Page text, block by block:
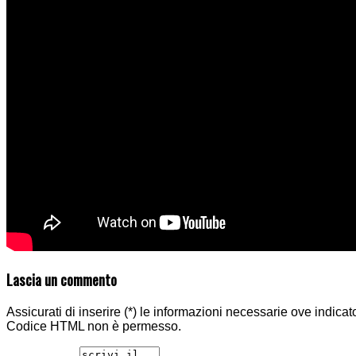
Lascia un commento
Assicurati di inserire (*) le informazioni necessarie ove
Codice HTML non è permesso.